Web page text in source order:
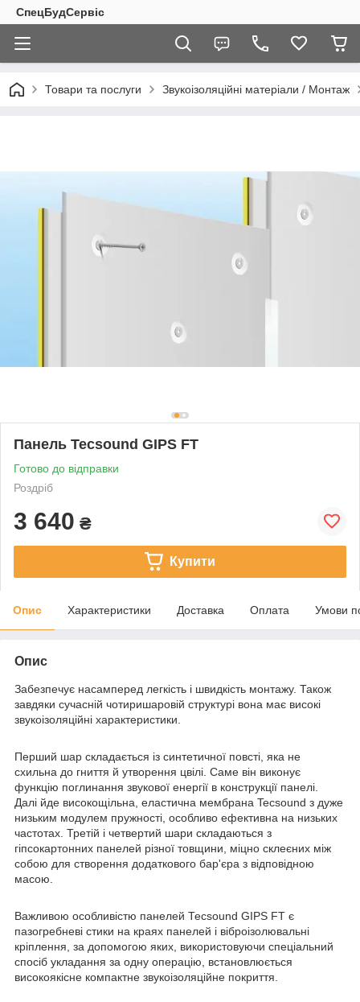
СпецБудСервіс
Товари та послуги Звукоізоляційні матеріали / Монтаж
Панель Тесsound GIPS FT
Готово до відправки
Роздріб
3 640 ₴
Купити
Опис Характеристики Доставка Оплата Умови
Опис
Забезпечує насамперед легкість і швидкість монтажу. Також
завдяки сучасній чотиришаровій структурі вона має високі
звукоізоляційні характеристики.
Перший шар складається із синтетичної повсті, яка не
схильна до гниття й утворення цвілі. Саме він виконує
функцію поглинання звукової енергії в конструкції панелі.
Далі йде високощільна, еластична мембрана Tecsound з дуже
низьким модулем пружності, особливо ефективна на низьких
частотах. Третій і четвертий шари складаються з
гіпсокартонних панелей різної товщини, міцно склеєних між
собою для створення додаткового бар'єра з відповідною
масою.
Важливою особливістю панелей Тесsound GIPS FT є
пазогребневі стики на краях панелей і віброізолювальні
кріплення, за допомогою яких, використовуючи спеціальний
спосіб укладання за одну операцію, встановлюється
високоякісне компактне звукоізоляційне покриття.